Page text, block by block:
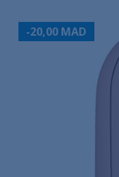
-20,00 MAD